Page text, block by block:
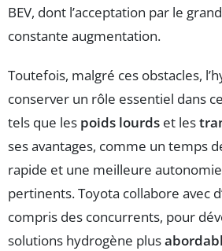
BEV, dont l’acceptation par le
constante augmentation.
Toutefois, malgré ces obstacles,
conserver un rôle essentiel dans
tels que les poids lourds et les
ses avantages, comme un temps
rapide et une meilleure
pertinents. Toyota collabore avec
compris des concurrents, pour
solutions hydrogène plus